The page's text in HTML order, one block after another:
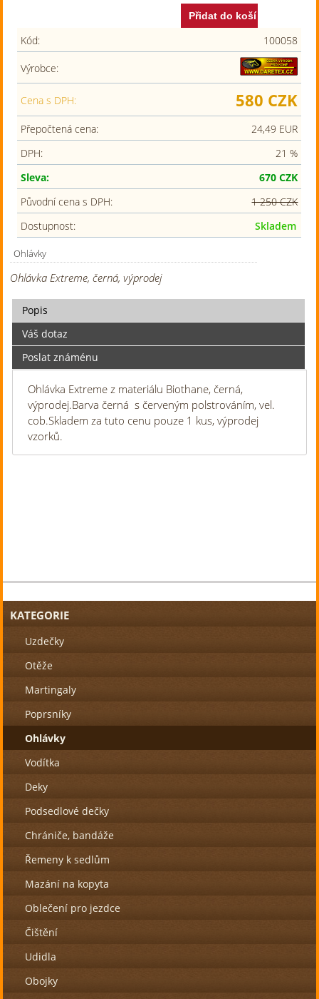
Kód: 100058
Výrobce:
Cena s DPH: 580 CZK
Přepočtená cena:
24,49 EUR
DPH:
21 %
Sleva:
670 CZK
Původní cena s DPH:
1 250 CZK
Dostupnost:
Skladem
Ohlávky
Ohlávka Extreme, černá, výprodej
Popis
Váš dotaz
Poslat známénu
Ohlávka Extreme z materiálu Biothane, černá,
výprodej.Barva černá s červeným polstrováním, vel.
cob.Skladem za tuto cenu pouze 1 kus, výprodej
vzorků.
KATEGORIE
Uzdečky
Otěže
Martingaly
Poprsníky
Ohlávky
Vodítka
Deky
Podsedlové dečky
Chrániče, bandáže
Řemeny k sedlům
Mazání na kopyta
Oblečení pro jezdce
Čištění
Udidla
Obojky